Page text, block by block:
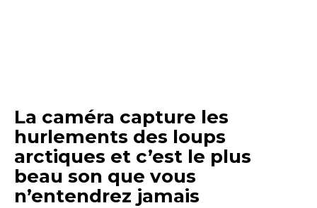
La caméra capture les
hurlements des loups
arctiques et c’est le plus
beau son que vous
n’entendrez jamais